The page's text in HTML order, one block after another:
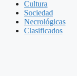
Cultura
Sociedad
Necrológicas
Clasificados